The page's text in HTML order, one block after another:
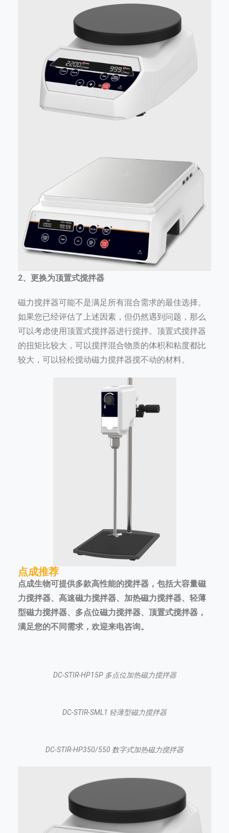
2、更换为顶置式搅拌器
磁力搅拌器可能不是满足所有混合需求的最佳选择。
如果您已经评估了上述因素，但仍然遇到问题，那么
可以考虑使用顶置式搅拌器进行搅拌。顶置式搅拌器
的扭矩比较大，可以搅拌混合物质的体积和粘度都比
较大，可以轻松搅动磁力搅拌器搅不动的材料。
点成推荐
点成生物可提供多款高性能的搅拌器，包括大容量磁
力搅拌器、高速磁力搅拌器、加热磁力搅拌器、轻薄
型磁力搅拌器、多点位磁力搅拌器、顶置式搅拌器，
满足您的不同需求，欢迎来电咨询。
DC-STIR-HP15P 多点位加热磁力搅拌器
DC-STIR-SML1 轻薄型磁力搅拌器
DC-STIR-HP350/550 数字式加热磁力搅拌器